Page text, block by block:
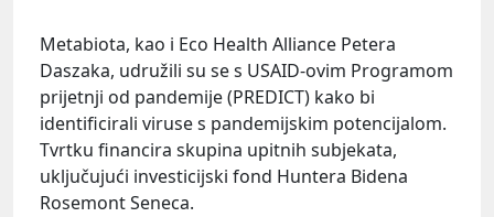
Metabiota, kao i Eco Health Alliance Petera
Daszaka, udružili su se s USAID-ovim Programom
prijetnji od pandemije (PREDICT) kako bi
identificirali viruse s pandemijskim potencijalom.
Tvrtku financira skupina upitnih subjekata,
uključujući investicijski fond Huntera Bidena
Rosemont Seneca.